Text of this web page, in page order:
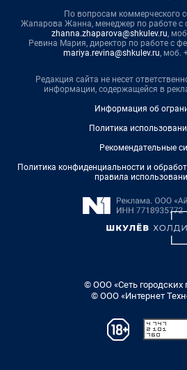
По вопросам коммерческого
Жапарова Жанна, менеджер по работе с
zhanna.zhaparova@shkulev.ru,
Ревина Мария, директор по работе с
mariya.revina@shkulev.ru, моб.
Редакция сайта не несет
информации, содержащейся в
Информация об
Политика
Рекомендательные
Политика конфиденциальности и
правила
© ООО «Сеть городских
© ООО «Интернет